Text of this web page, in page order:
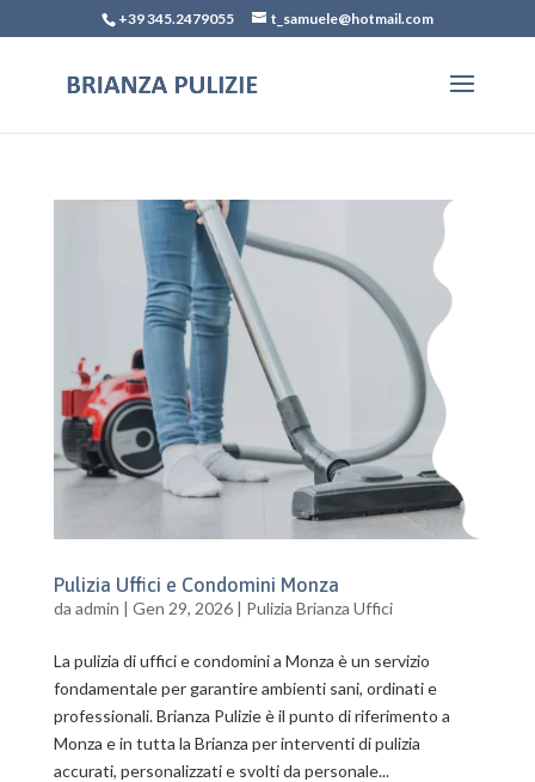
+39 345.2479055 t_samuele@hotmail.com
Pulizia Uffici e Condomini Monza
da admin | Gen 29, 2026| Pulizia Brianza Uffici
La pulizia di uffici e condomini a Monza è un servizio
fondamentale per garantire ambienti sani, ordinati e
professionali. Brianza Pulizie è il punto di riferimento a
Monza e in tutta la Brianza per interventi di pulizia
accurati, personalizzati e svolti da personale...